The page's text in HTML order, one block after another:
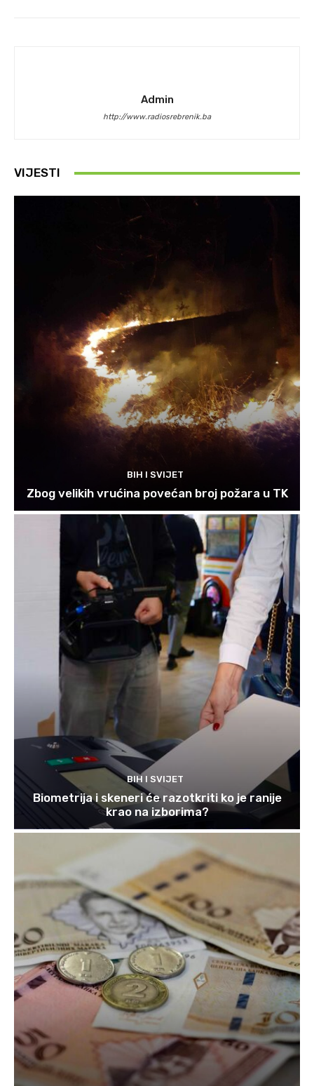
Admin
http://www.radiosrebrenik.ba
VIJESTI
BIH I SVIJET
Zbog velikih vrućina povećan broj požara u TK
BIH I SVIJET
Biometrija i skeneri će razotkriti ko je ranije
krao na izborima?